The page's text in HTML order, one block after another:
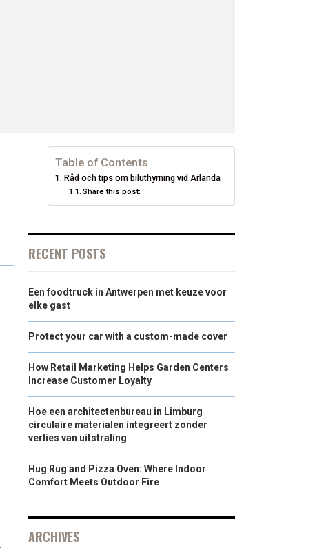
Table of Contents
Råd och tips om biluthyrning vid Arlanda
Share this post:
RECENT POSTS
Een foodtruck in Antwerpen met keuze voor
elke gast
Protect your car with a custom-made cover
How Retail Marketing Helps Garden Centers
Increase Customer Loyalty
Hoe een architectenbureau in Limburg
circulaire materialen integreert zonder
verlies van uitstraling
Hug Rug and Pizza Oven: Where Indoor
Comfort Meets Outdoor Fire
ARCHIVES